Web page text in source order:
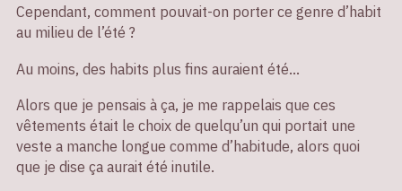
Cependant, comment pouvait-on porter ce genre d’habit
au milieu de l’été ?
Au moins, des habits plus fins auraient été…
Alors que je pensais à ça, je me rappelais que ces
vêtements était le choix de quelqu’un qui portait une
veste a manche longue comme d’habitude, alors quoi
que je dise ça aurait été inutile.